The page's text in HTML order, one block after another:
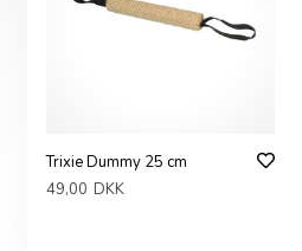
Trixie Dummy 25 cm
49,00 DKK